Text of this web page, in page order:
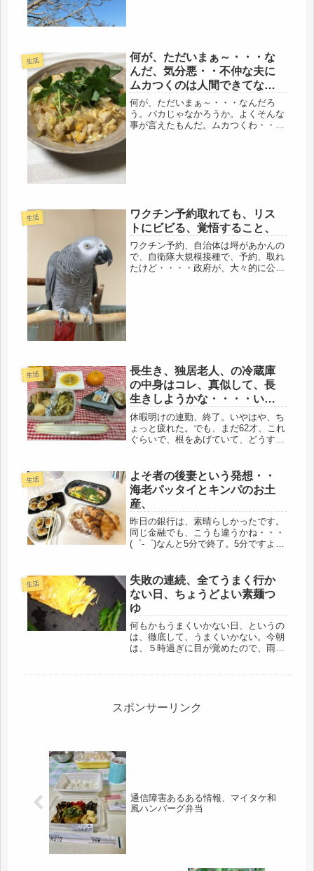
生活
何が、ただいまぁ～・・・な
んだ、気分悪・・不仲な夫に
ムカつくのは人間できてない
からですが・・・三つ葉香る
親子丼
何が、ただいまぁ～・・・なんだろ
う。バカじゃなかろうか。よくそんな
事が言えたもんだ。ムカつくわ・・・
生活
ワクチン予約取れても、リス
トにビビる、覚悟すること、
ワクチン予約、自治体は埒があかんの
で、自衛隊大規模接種で、予約、取れ
たけど・・・・政府が、大々的に公表
生活
長生き、独居老人、の冷蔵庫
の中身はコレ、真似して、長
生きしようかな・・・・いよ
いよ引っ越しです。
休暇明けの連勤、終了。いやはや、ち
ょっと疲れた。でも、まだ62才、これ
ぐらいで、根をあげていて、どうする
こなし、そして、三食、作っているじ
ゃないか、これって、大きな励みに...
生活
よそ者の後妻という発想・・
海老パッタイとキンパのお土
産、
昨日の銀行は、素晴らしかったです。
同じ金融でも、こうも違うかね・・・
(゜-゜)なんと5分で終了。5分ですよ。
スピーディーだったし、第一、新しい
登録印鑑も、デジタルだったし、本...
生活
失敗の連続、全てうまく行か
ない日、ちょうどよい素麺つ
ゆ
何もかもうまくいかない日、というの
は、徹底して、うまくいかない。今朝
は、５時過ぎに目が覚めたので、雨雲
で、...
スポンサーリンク
通信障害あるある情報、マイタケ和
風ハンバーグ弁当